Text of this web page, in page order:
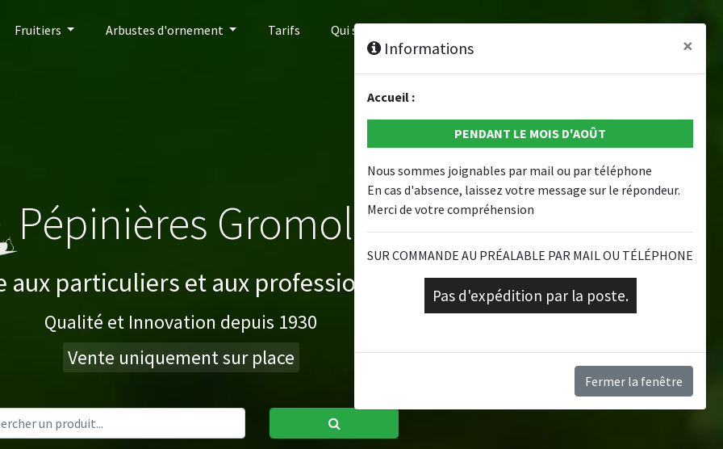
Fruitiers Arbustes d'ornement Tarifs Qui sommes-nous ?
Pépinières Gromolard
aux particuliers et aux professionnels
Qualité et Innovation depuis 1930
Vente uniquement sur place
Informations ×
Accueil :
PENDANT LE MOIS D'AOÛT
Nous sommes joignables par mail ou par téléphone
En cas d'absence, laissez votre message sur le répondeur.
Merci de votre compréhension
SUR COMMANDE AU PRÉALABLE PAR MAIL OU TÉLÉPHONE
Pas d'expédition par la poste.
Fermer la fenêtre